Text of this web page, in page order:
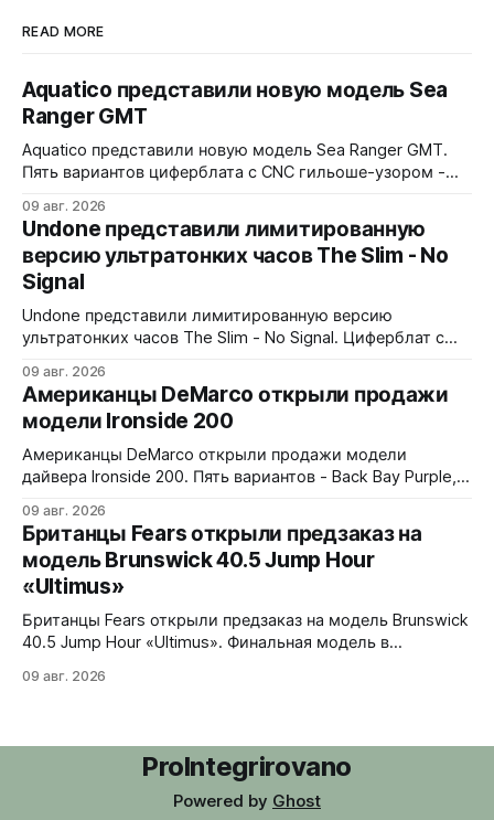
READ MORE
Aquatico представили новую модель Sea
Ranger GMT
Aquatico представили новую модель Sea Ranger GMT.
Пять вариантов циферблата с CNC гильоше-узором -
экземпляров каждого варианта. Заводная коронка
расположена на 4 часах. Водозащита 300 метров.
Сапфировое стекло с AR-покрытием, FKM-ремешок, 7
слоев Swiss Super-LumiNova на циферблате,
09 авг. 2026
Undone представили лимитированную
версию ультратонких часов The Slim - No
Signal
Undone представили лимитированную версию
ультратонких часов The Slim - No Signal. Циферблат с
белые помехи, зигзаги, спирали и геометрические
фигуры. Бирюзовый треугольник UNDONE на 12 часах.
Корпус из нержавеющей стали 316L, интегрированный
браслет. Водозащита 30 метров. 37x4,9x43 мм. Ronda
1062 кварц
09 авг. 2026
Американцы DeMarco открыли продажи
модели Ironside 200
Американцы DeMarco открыли продажи модели
дайвера Ironside 200. Пять вариантов - Back Bay Purple,
Blue. Корпус из стали 316L, керамическая вставка
безеля на 120 кликов, сапфировое стекло с обеих
сторон. Водозащита 200 метров, винтовая головка.
Люм Swiss Luminova BGW9. В комплекте стальной
jubilee-
09 авг. 2026
Британцы Fears открыли предзаказ на
модель Brunswick 40.5 Jump Hour
«Ultimus»
Британцы Fears открыли предзаказ на модель Brunswick
40.5 Jump Hour «Ultimus». Финальная модель в
с Andrew Morgan. Прыгающий час реализован на модуле
люминесцентным часовым диском: внешний - сапфир с
09 авг. 2026
ProIntegrirovano
Powered by Ghost